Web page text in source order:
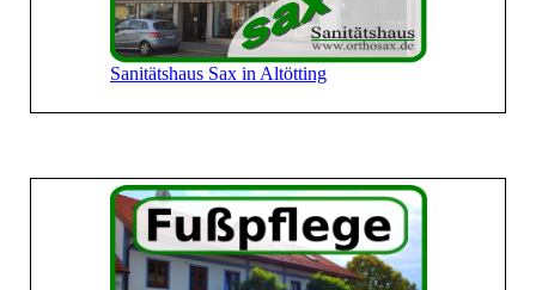
Sanitätshaus Sax in Altötting